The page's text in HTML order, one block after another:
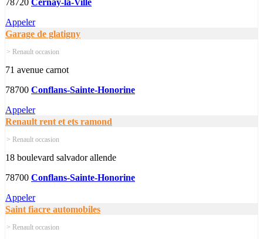
Appeler
Garage de glatigny
> Renault occasion
71 avenue carnot
78700 Conflans-Sainte-Honorine
Appeler
Renault rent et ets ramond
> Renault occasion
18 boulevard salvador allende
78700 Conflans-Sainte-Honorine
Appeler
Saint fiacre automobiles
> Renault occasion